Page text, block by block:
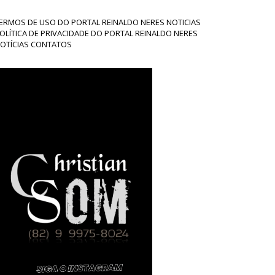
DE USO DO PORTAL REINALDO NERES NOTICIAS
DE PRIVACIDADE DO PORTAL REINALDO NERES
CONTATOS